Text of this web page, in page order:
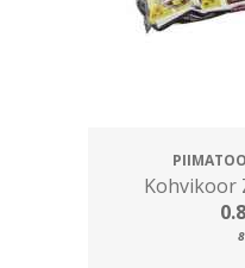
Kohvikoor